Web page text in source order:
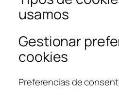
usamos
Gestionar
cookies
Preferencias de